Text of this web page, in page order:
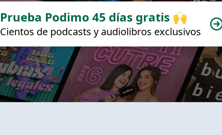
Prueba Podimo 45 días gratis 🙌
Cientos de podcasts y audiolibros exclusivos